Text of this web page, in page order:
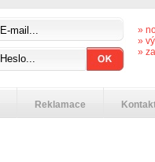
»
»
»
Reklamace